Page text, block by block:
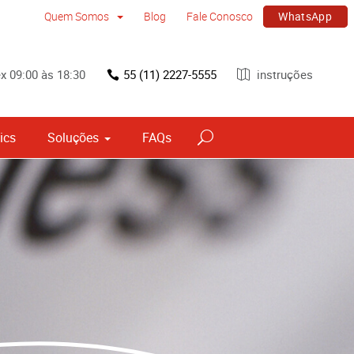
Quem Somos Blog Fale Conosco WhatsApp
09:00 às 18:30 55 (11) 2227-5555 instruções
Soluções FAQs